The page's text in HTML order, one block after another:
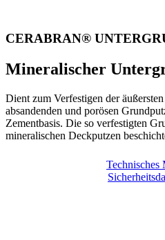
CERABRAN®
Mineralischer
Dient zum Verfestigen der
absandenden und porösen
Zementbasis. Die so verfestigten
mineralischen Deckputzen